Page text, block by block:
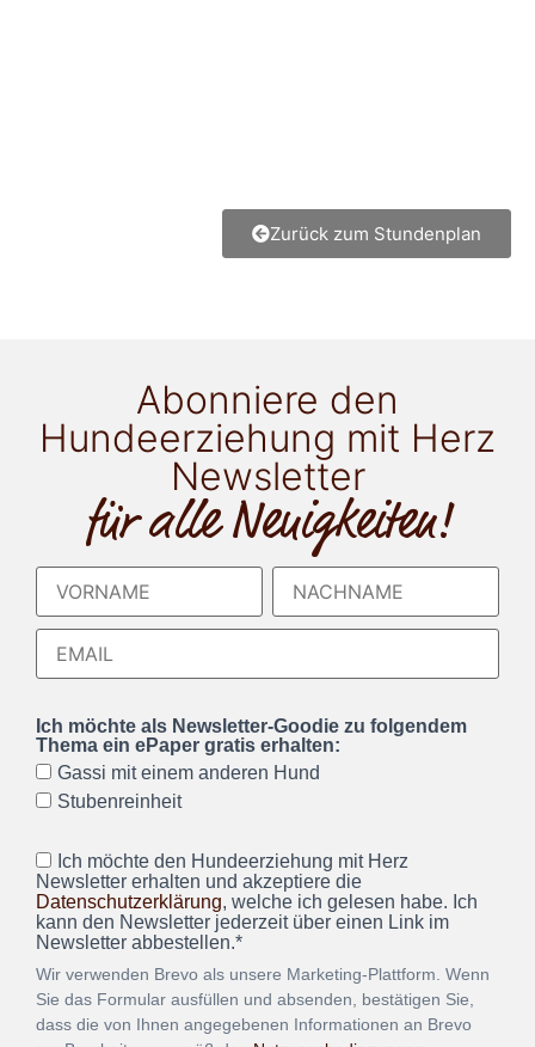
Zurück zum Stundenplan
Abonniere den
Hundeerziehung mit Herz
Newsletter
für alle Neuigkeiten!
Ich möchte als Newsletter-Goodie zu folgendem
Thema ein ePaper gratis erhalten:
Gassi mit einem anderen Hund
Stubenreinheit
Ich möchte den Hundeerziehung mit Herz
Newsletter erhalten und akzeptiere die
Datenschutzerklärung, welche ich gelesen habe. Ich
kann den Newsletter jederzeit über einen Link im
Newsletter abbestellen.*
Wir verwenden Brevo als unsere Marketing-Plattform. Wenn
Sie das Formular ausfüllen und absenden, bestätigen Sie,
dass die von Ihnen angegebenen Informationen an Brevo